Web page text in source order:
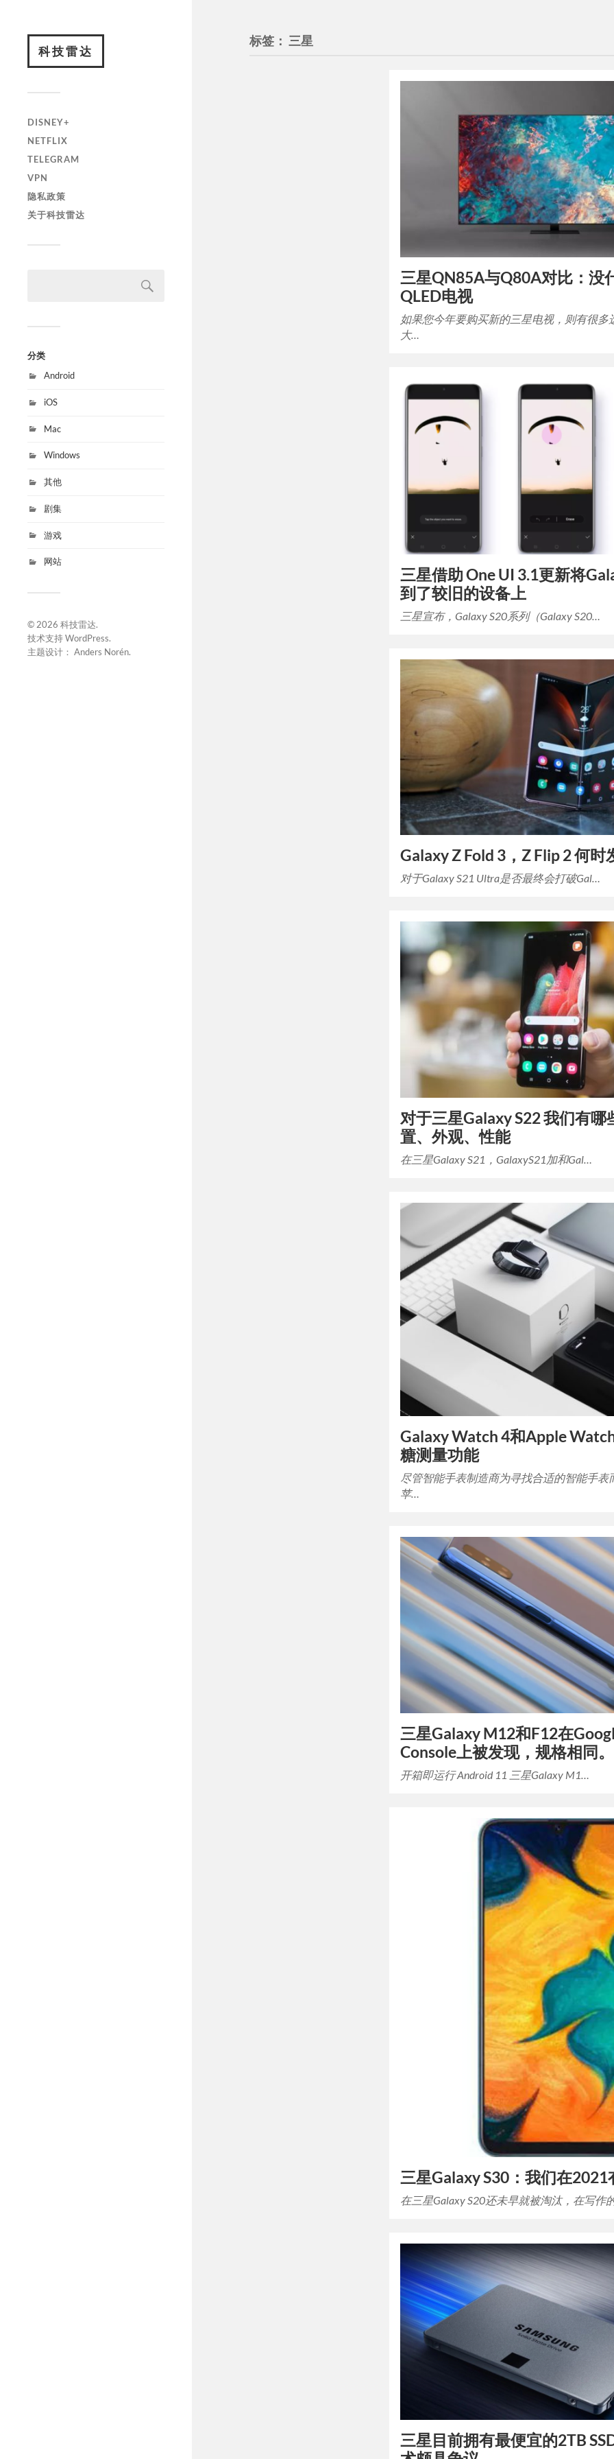
科技雷达
DISNEY+
NETFLIX
TELEGRAM
VPN
隐私政策
关于科技雷达
分类
Android
iOS
Mac
Windows
其他
剧集
游戏
网站
© 2026 科技雷达.
技术支持WordPress.
主题设计： Anders Norén.
标签： 三星
三星QN85A与Q80A对比：没
QLED电视
如果您今年要购买新的三星电视，则有很多
大…
三星借助 One UI 3.1更新将
到了较旧的设备上
三星宣布，Galaxy S20系列（Galaxy S20…
Galaxy Z Fold 3，Z Flip 2 何时
对于Galaxy S21 Ultra是否最终会打破Gal…
对于三星Galaxy S22 我们有哪
置、外观、性能
在三星Galaxy S21，GalaxyS21加和Gal…
Galaxy Watch 4和Apple
糖测量功能
尽管智能手表制造商为寻找合适的智能手表
苹…
三星Galaxy M12和F12在
Console上被发现，规格相同。
开箱即运行 Android 11 三星Galaxy M1…
三星Galaxy S30：我们在2021
在三星Galaxy S20还未早就被淘汰，在写作
三星目前拥有最便宜的2TB